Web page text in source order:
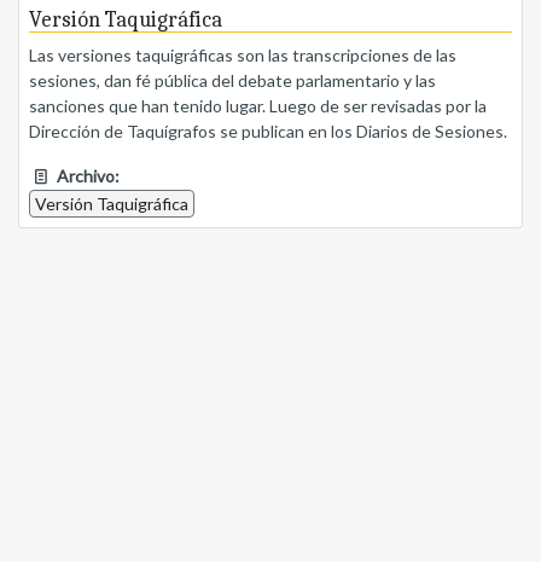
Versión Taquigráfica
Las versiones taquigráficas son las transcripciones de las
sesiones, dan fé pública del debate parlamentario y las
sanciones que han tenido lugar. Luego de ser revisadas por la
Dirección de Taquígrafos se publican en los Diarios de Sesiones.
Archivo:
Versión Taquigráfica